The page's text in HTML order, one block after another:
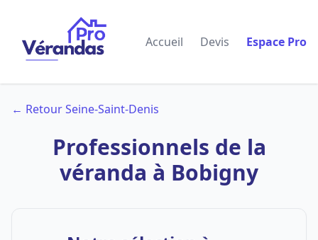
Accueil Devis Espace Pro
← Retour Seine-Saint-Denis
Professionnels de la
véranda à Bobigny